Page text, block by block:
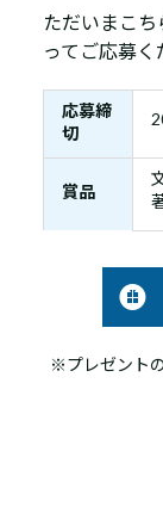
ただいまこ
ってご応募く
応募締
切
賞品
※プレゼント